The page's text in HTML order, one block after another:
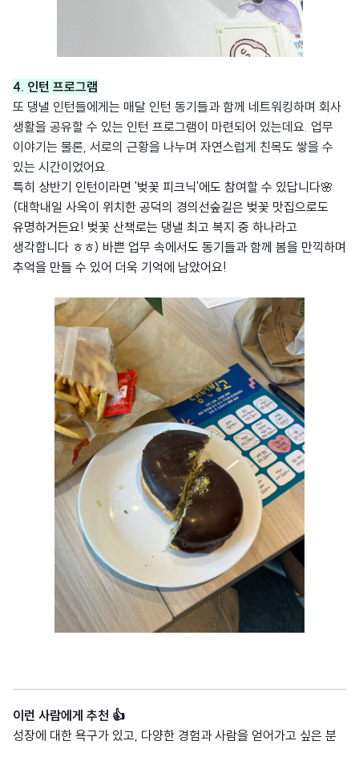
4. 인턴 프로그램
또 댕낼 인턴들에게는 매달 인턴 동기들과 함께 네트워킹하며 회사
생활을 공유할 수 있는 인턴 프로그램이 마련되어 있는데요. 업무
이야기는 물론, 서로의 근황을 나누며 자연스럽게 친목도 쌓을 수
있는 시간이었어요.
특히 상반기 인턴이라면 '벚꽃 피크닉'에도 참여할 수 있답니다🌸
(대학내일 사옥이 위치한 공덕의 경의선숲길은 벚꽃 맛집으로도
유명하거든요! 벚꽃 산책로는 댕낼 최고 복지 중 하나라고
생각합니다 ㅎㅎ) 바쁜 업무 속에서도 동기들과 함께 봄을 만끽하며
추억을 만들 수 있어 더욱 기억에 남았어요!
이런 사람에게 추천 👍
성장에 대한 욕구가 있고, 다양한 경험과 사람을 얻어가고 싶은 분